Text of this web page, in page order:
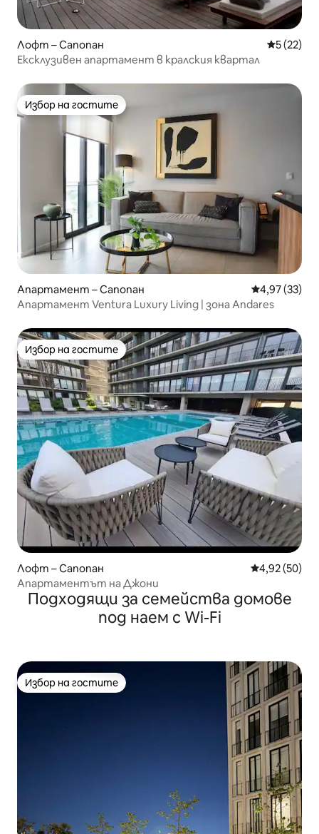
Лофт – Сапопан Средна
5 (22)
Ексклузивен апартамент в кралския квартал
Избор на гостите
Избор на гостите
Апартамент – Сапопан Средна
4,97 (33)
Апартамент Ventura Luxury Living | зона Andares
Избор на гостите
Избор на гостите
Лофт – Сапопан Средна
4,92 (50)
Апартаментът на Джони
Подходящи за семейства домове
под наем с Wi-Fi
Избор на гостите
Избор на гостите